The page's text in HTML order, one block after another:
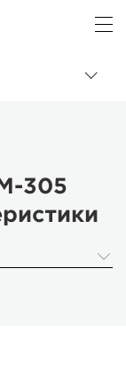
Logo, back to
305